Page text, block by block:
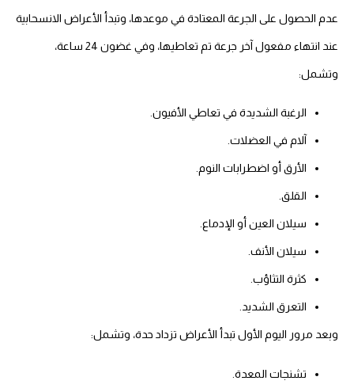
عدم الحصول على الجرعة المعتادة في موعدها، وتبدأ الأعراض الانسحابية
عند انتهاء مفعول آخر جرعة تم تعاطيها، وفي غضون 24 ساعة،
وتشمل:
الرغبة الشديدة في تعاطي الأفيون.
آلام في العضلات.
الأرق أو اضطرابات النوم.
القلق.
سيلان العين أو الإدماع.
سيلان الأنف.
كثرة التثاؤب.
التعرق الشديد.
وبعد مرور اليوم الأول تبدأ الأعراض تزداد حدة، وتشمل:
تشنجات المعدة.